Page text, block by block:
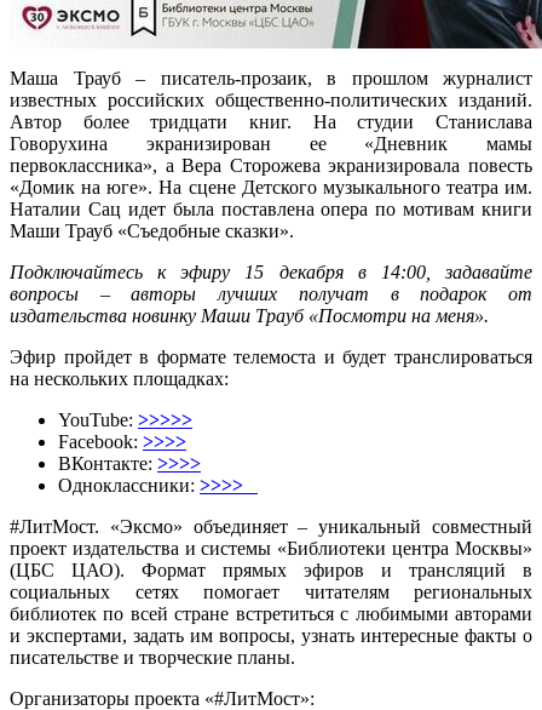
Маша Трауб – писатель-прозаик, в прошлом журналист
известных российских общественно-политических изданий.
Автор более тридцати книг. На студии Станислава
Говорухина экранизирован ее «Дневник мамы
первоклассника», а Вера Сторожева экранизировала повесть
«Домик на юге». На сцене Детского музыкального театра им.
Наталии Сац идет была поставлена опера по мотивам книги
Маши Трауб «Съедобные сказки».
Подключайтесь к эфиру 15 декабря в 14:00, задавайте
вопросы – авторы лучших получат в подарок от
издательства новинку Маши Трауб «Посмотри на меня».
Эфир пройдет в формате телемоста и будет транслироваться
на нескольких площадках:
YouTube: >>>>>
Facebook: >>>>
ВКонтакте: >>>>
Одноклассники: >>>>
#ЛитМост. «Эксмо» объединяет – уникальный совместный
проект издательства и системы «Библиотеки центра Москвы»
(ЦБС ЦАО). Формат прямых эфиров и трансляций в
социальных сетях помогает читателям региональных
библиотек по всей стране встретиться с любимыми авторами
и экспертами, задать им вопросы, узнать интересные факты о
писательстве и творческие планы.
Организаторы проекта «#ЛитМост»: